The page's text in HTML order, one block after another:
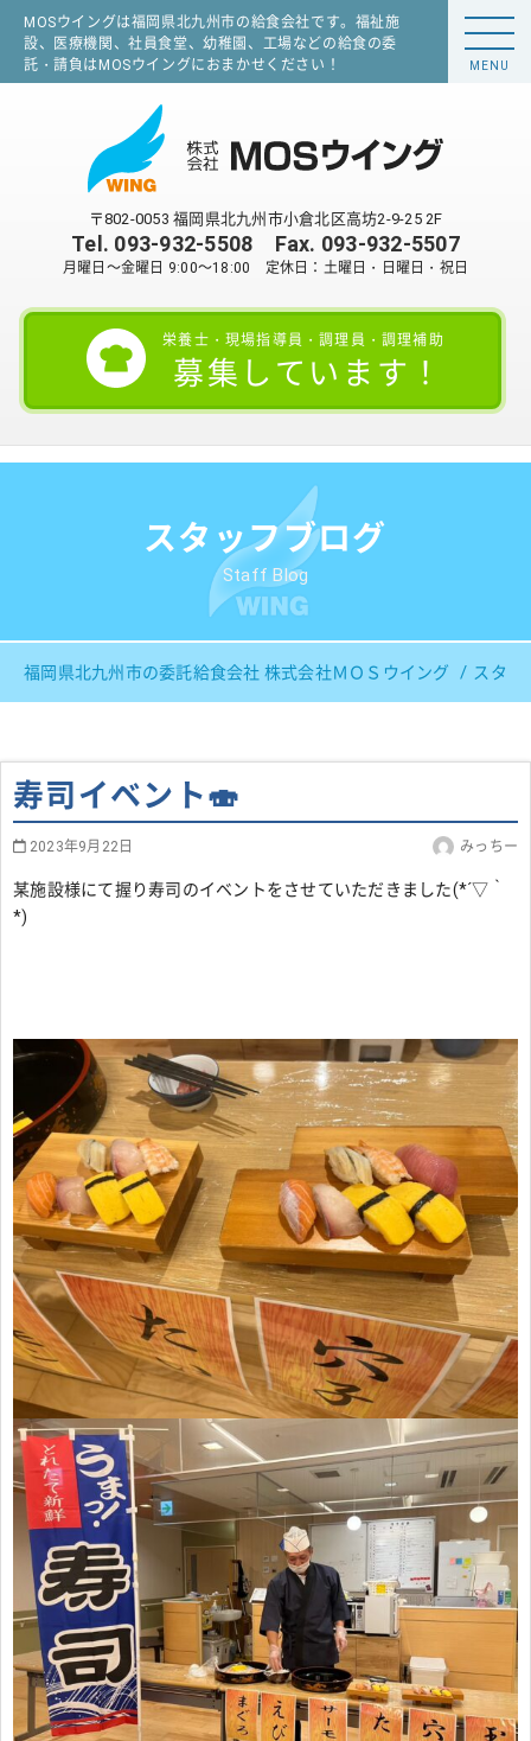
MOSウイングは福岡県北九州市の給食会社です。福祉施
設、医療機関、社員食堂、幼稚園、工場などの給食の委
託・請負はMOSウイングにおまかせください！
〒802-0053 福岡県北九州市小倉北区高坊2-9-25 2F
Tel. 093-932-5508 Fax. 093-932-5507
月曜日～金曜日 9:00～18:00 定休日：土曜日・日曜日・祝日
栄養士・現場指導員・調理員・調理補助
募集しています！
MENU
スタッフブログ
Staff Blog
福岡県北九州市の委託給食会社 株式会社ＭＯＳウイング スタッ
寿司イベント🍣
2023年9月22日 みっちー
某施設様にて握り寿司のイベントをさせていただきました(*´▽｀
*)